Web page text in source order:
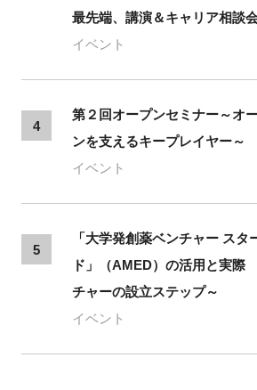
最先端、講演＆キャリア相談
イベント
4
第２回オープンセミナー～オ
ンを支えるキープレイヤー～
イベント
5
「大学発創薬ベンチャー スタ
ド」（AMED）の活用と実
チャーの設立ステップ～
イベント